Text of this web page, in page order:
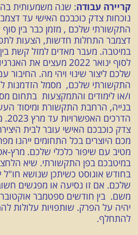
קריירה עבודה: שנה משמעותית
נוכחות צדק כוכבכם האישי עד
התקשורתי שלכם , מזמן כבר בין סוף
דצמבר התחלות חדשות, הצעות
לסוף ינואר 2022 מעצים
שלכם ליצור שינוי ויהי מה. החיבור
התקשורתי שלכם, מסמל הזדמנות
ו/או לימודים והתמקצעות בתחום
בנייה, הרחבת התקשורת ומיסוד
צדק כוכבכם האישי עובר לבית
במיטבכם בפן התקשורתי. שיא
בחודש אוגוסט כשיתכן שנושא חו"ל
שלכם. אם זו נסיעה או מפגשים
משם. בין חודשים ספטמבר אוקטובר
יהיה על הפרק. שותפויות עלולות
להתחלף.